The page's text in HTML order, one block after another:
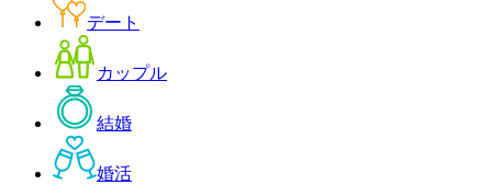
デート
カップル
結婚
婚活